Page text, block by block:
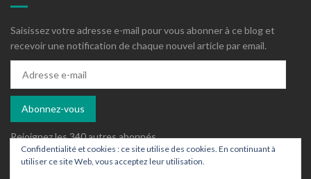
Saisissez votre adresse e-mail pour vous abonner à ce blog et
recevoir une notification de chaque nouvel article par email.
mail
Abonnez-vous
Rejoignez les 340 autres abonnés
Confidentialité et cookies : ce site utilise des cookies. En continuant à
utiliser ce site Web, vous acceptez leur utilisation.